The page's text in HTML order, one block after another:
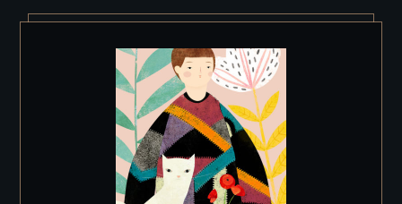
auf
der
Produktseite
gewählt
werden